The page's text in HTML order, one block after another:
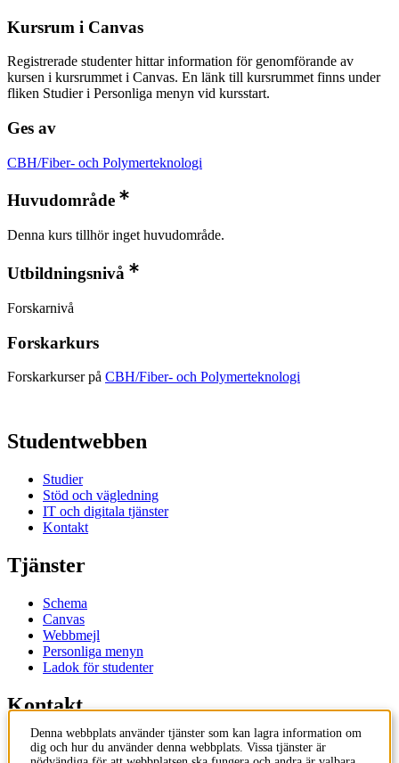
Kursrum i Canvas
Registrerade studenter hittar information för genomförande av
kursen i kursrummet i Canvas. En länk till kursrummet finns under
fliken Studier i Personliga menyn vid kursstart.
Ges av
CBH/Fiber- och Polymerteknologi
Huvudområde
Denna kurs tillhör inget huvudområde.
Utbildningsnivå
Forskarnivå
Forskarkurs
Forskarkurser på CBH/Fiber- och Polymerteknologi
Studentwebben
Studier
Stöd och vägledning
IT och digitala tjänster
Kontakt
Tjänster
Schema
Canvas
Webbmejl
Personliga menyn
Ladok för studenter
Kontakt
Kontakta utbildningsprogram
Kontakta kurs
Denna webbplats använder tjänster som kan lagra information om
dig och hur du använder denna webbplats. Vissa tjänster är